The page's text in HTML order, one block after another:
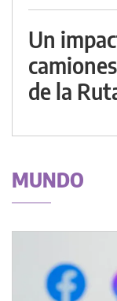
Un
de la
MUNDO